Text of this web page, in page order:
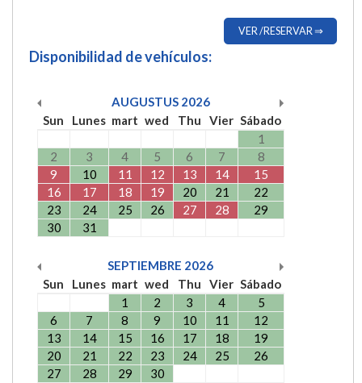
VER /RESERVAR ⇒
Disponibilidad de vehículos:
AUGUSTUS 2026
Sun
Lunes mart wed Thu Vier Sábado
1
2
3 4 5 6 7
8
9
10 11 12 13 14
15
16
17 18 19 20 21
22
23
24 25 26 27 28
29
30
31
SEPTIEMBRE 2026
Sun
Lunes mart wed Thu Vier Sábado
1
2 3 4
5
6
7 8 9 10 11
12
13
14 15 16 17 18
19
20
21 22 23 24 25
26
27
28 29 30